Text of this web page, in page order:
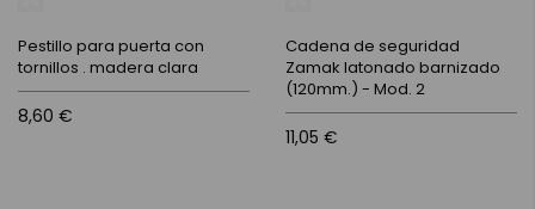
Pestillo para puerta con
tornillos . madera clara
8,60 €
Cadena de seguridad
Zamak latonado barnizado
(120mm.) - Mod. 2
11,05 €